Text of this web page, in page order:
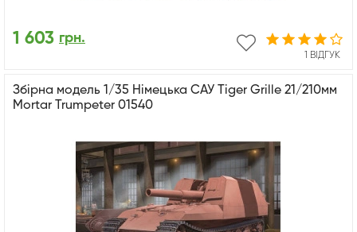
1 ВІДГУК
1 603 грн.
Збірна модель 1/35 Німецька САУ Tiger Grille 21/210мм
Mortar Trumpeter 01540